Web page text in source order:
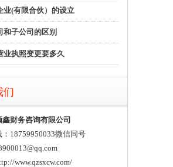
业(有限合伙）的设立
和子公司的区别
业执照变更要多久
们
财务咨询有限公司
：18759950033微信同号
www.qzsxcw.com/